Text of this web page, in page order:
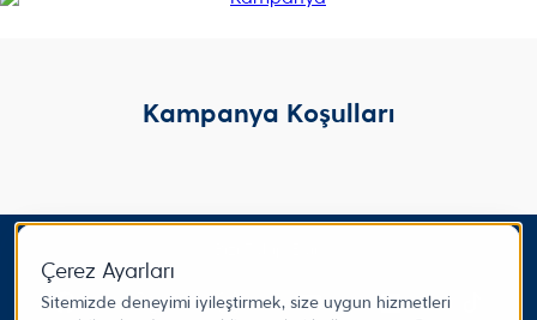
Kampanya Koşulları